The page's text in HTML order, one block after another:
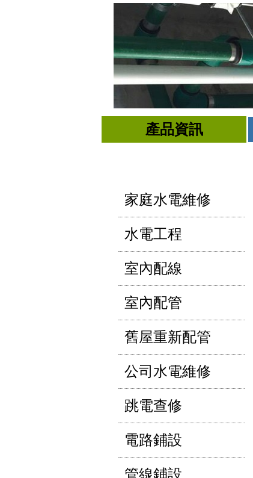
產品資訊
家庭水電維修
水電工程
室內配線
室內配管
舊屋重新配管
公司水電維修
跳電查修
電路鋪設
管線鋪設